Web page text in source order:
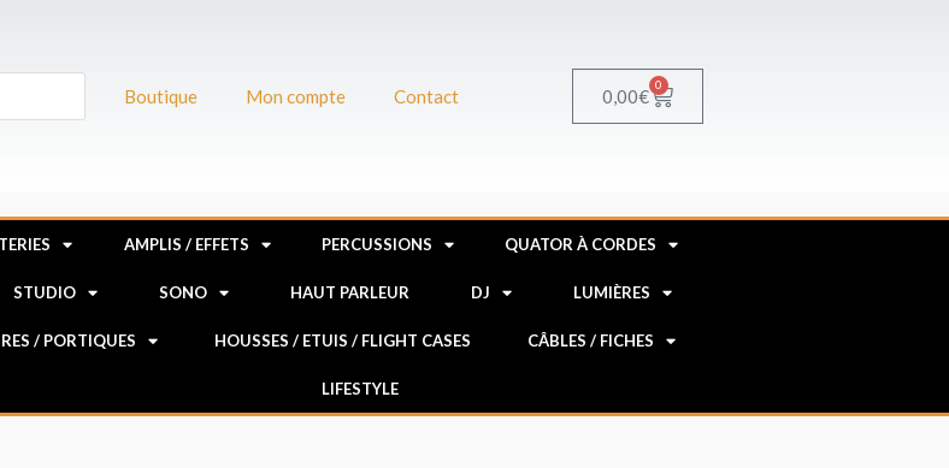
Boutique Mon compte Contact 0,00€
0
Panier
AMPLIS / EFFETS PERCUSSIONS QUATOR À CORDES
STUDIO SONO HAUT PARLEUR DJ LUMIÈRES
/ PORTIQUES HOUSSES / ETUIS / FLIGHT CASES CÂBLES / FICHES
LIFESTYLE